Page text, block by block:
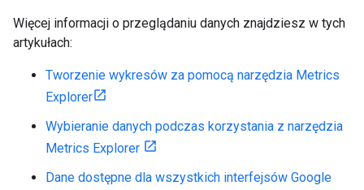
Więcej informacji o przeglądaniu danych znajdziesz w tych
artykułach:
Tworzenie wykresów za pomocą narzędzia Metrics
Explorer
Wybieranie danych podczas korzystania z narzędzia
Metrics Explorer
Dane dostępne dla wszystkich interfejsów Google